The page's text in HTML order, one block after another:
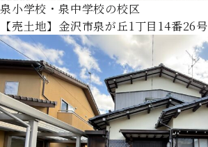
泉小学校・泉中学校の校区
【売土地】金沢市泉が丘1丁目14番26号